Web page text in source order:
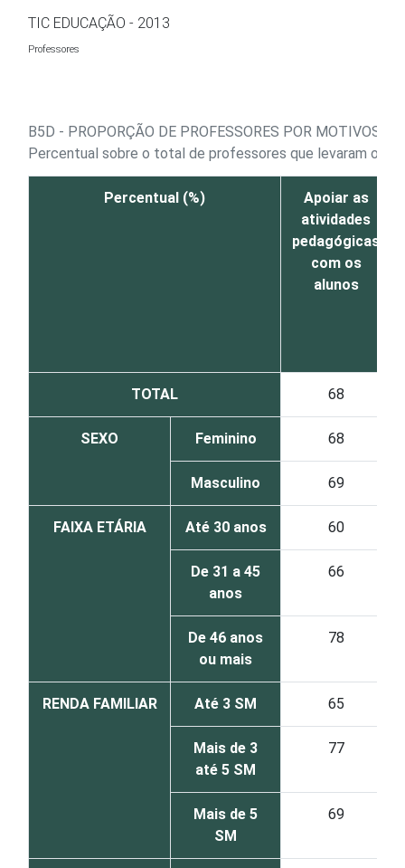
Ir para o conteúdo
TIC EDUCAÇÃO - 2013
Professores
B5D - PROPORÇÃO DE PROFESSORES POR MOTIVOS
Percentual sobre o total de professores que levaram o
Percentual (%)
Apoiar as
atividades
pedagógicas
com os
alunos
TOTAL 68
SEXO Feminino 68
Masculino 69
FAIXA ETÁRIA Até 30 anos 60
De 31 a 45
anos
66
De 46 anos
ou mais
78
RENDA FAMILIAR Até 3 SM 65
Mais de 3
até 5 SM
77
Mais de 5
SM
69